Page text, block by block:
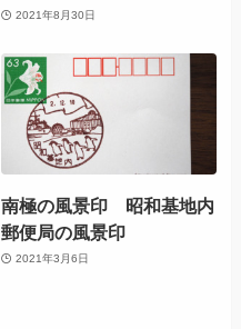
2021年8月30日
南極の風景印 昭和基地内
郵便局の風景印
2021年3月6日